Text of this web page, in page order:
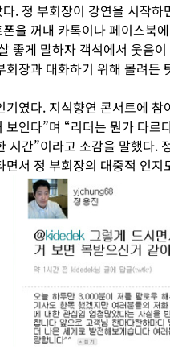
. 정 부회장이 강연을 시작
을 꺼내 카톡이나 페이스북
좋게 말하자 객석에서 웃음
회장과 대화하기 위해 몰려든
기였다. 지식향연 콘서트에
보인다”며 “리더는 뭔가 다르
시간”이라고 소감을 말했다.
면서 정 부회장의 대중적 인지